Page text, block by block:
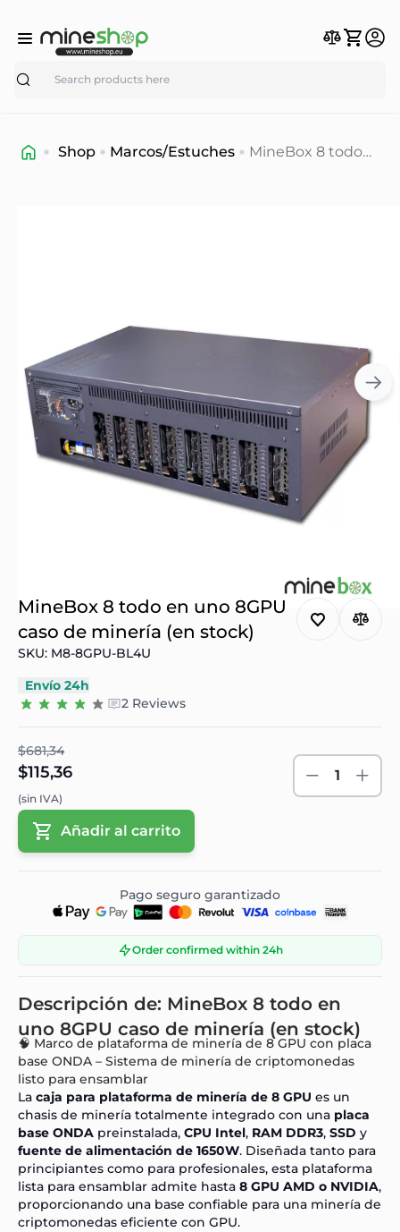
Search
Shop Marcos/Estuches
MineBox 8 todo
MineBox 8 todo en uno 8GPU
caso de minería (en stock)
SKU: M8-8GPU-BL4U
Envío 24h
2 Reviews
$681,34
$115,36
(sin IVA)
1
Añadir al carrito
Pago seguro garantizado
Order confirmed within 24h
Descripción de: MineBox 8 todo en
uno 8GPU caso de minería (en stock)
🧠 Marco de plataforma de minería de 8 GPU con placa
base ONDA – Sistema de minería de criptomonedas
listo para ensamblar
La caja para plataforma de minería de 8 GPU es un
chasis de minería totalmente integrado con una placa
base ONDA preinstalada, CPU Intel, RAM DDR3, SSD y
fuente de alimentación de 1650W. Diseñada tanto para
principiantes como para profesionales, esta plataforma
lista para ensamblar admite hasta 8 GPU AMD o NVIDIA,
proporcionando una base confiable para una minería de
criptomonedas eficiente con GPU.